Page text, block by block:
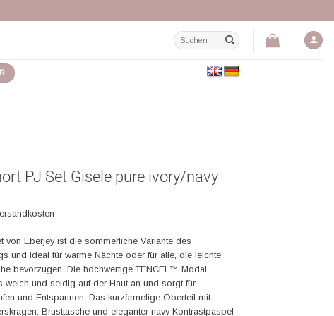
Suchen
nach:
PJ Set Gisele pure ivory/navy
von Eberjey ist die sommerliche Variante des
und ideal für warme Nächte oder für alle, die leichte
bevorzugen. Die hochwertige TENCEL™ Modal
weich und seidig auf der Haut an und sorgt für
und Entspannen. Das kurzärmelige Oberteil mit
Brusttasche und eleganter navy Kontrastpaspel